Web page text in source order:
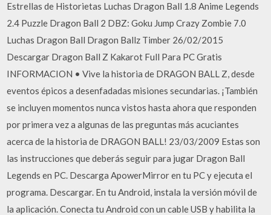
Estrellas de Historietas Luchas Dragon Ball 1.8 Anime Legends
2.4 Puzzle Dragon Ball 2 DBZ: Goku Jump Crazy Zombie 7.0
Luchas Dragon Ball Dragon Ballz Timber 26/02/2015
Descargar Dragon Ball Z Kakarot Full Para PC Gratis
INFORMACION • Vive la historia de DRAGON BALL Z, desde
eventos épicos a desenfadadas misiones secundarias. ¡También
se incluyen momentos nunca vistos hasta ahora que responden
por primera vez a algunas de las preguntas más acuciantes
acerca de la historia de DRAGON BALL! 23/03/2009 Estas son
las instrucciones que deberás seguir para jugar Dragon Ball
Legends en PC. Descarga ApowerMirror en tu PC y ejecuta el
programa. Descargar. En tu Android, instala la versión móvil de
la aplicación. Conecta tu Android con un cable USB y habilita la